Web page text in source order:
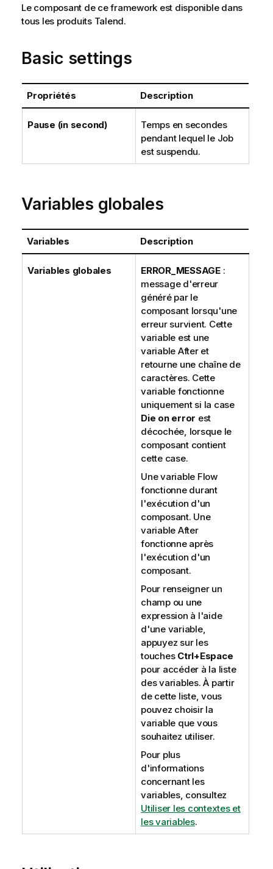
Le composant de ce framework est disponible dans
tous les produits Talend.
Basic settings
Propriétés Description
Pause (in second)
Temps en secondes
pendant lequel le Job
est suspendu.
Variables globales
Variables Description
Variables globales ERROR_MESSAGE:
message d'erreur
généré par le
composant lorsqu'une
erreur survient. Cette
variable est une
variable After et
retourne une chaîne de
caractères. Cette
variable fonctionne
uniquement si la case
Die on error est
décochée, lorsque le
composant contient
cette case.
Une variable Flow
fonctionne durant
l'exécution d'un
composant. Une
variable After
fonctionne après
l'exécution d'un
composant.
Pour renseigner un
champ ou une
expression à l'aide
d'une variable,
appuyez sur les
touches Ctrl+Espace
pour accéder à la liste
des variables. À partir
de cette liste, vous
pouvez choisir la
variable que vous
souhaitez utiliser.
Pour plus
d'informations
concernant les
variables, consultez
Utiliser les contextes et
les variables.